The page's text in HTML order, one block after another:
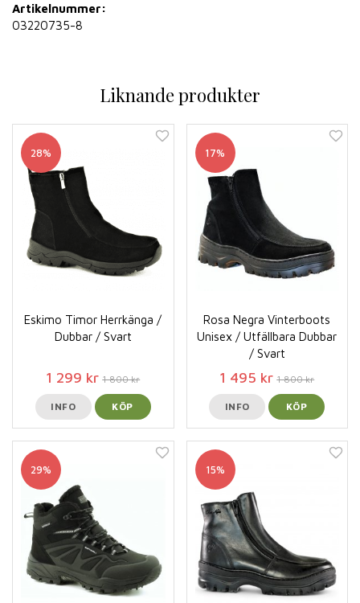
Artikelnummer:
03220735-8
Liknande produkter
28%
Eskimo Timor Herrkänga /
Dubbar / Svart
1 299 kr 1 800 kr
INFO KÖP
17%
Rosa Negra Vinterboots
Unisex / Utfällbara Dubbar
/ Svart
1 495 kr 1 800 kr
INFO KÖP
29% 15%